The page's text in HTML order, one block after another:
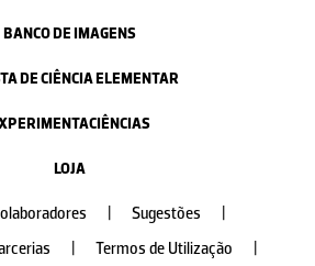
BANCO DE IMAGENS
DE CIÊNCIA ELEMENTAR
LOJA
Sugestões
Termos de Utilização